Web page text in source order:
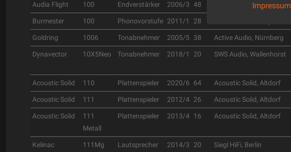
Audia Flight 100 Endverstärker 2006/3 48 Applied Acoustics, Berlin
Burmester 100 Phonovorstufe 2011/1 28
Goldring 1006 Tonabnehmer 2005/5 38 Active Audio, Nürnberg
Dynavector 10X5Neo Tonabnehmer 2018/1 20 SWS Audio, Wallenhorst
Acoustic Solid 110 Plattenspieler 2020/6 64 Acoustic Solid, Altdorf
Acoustic Solid 111 Plattenspieler 2012/4 26 Acoustic Solid, Altdorf
Acoustic Solid
111
Metall
Plattenspieler 2013/4 16 Acoustic Solid, Altdorf
Kelinac 111Mg Lautsprecher 2014/3 20 Siegl HiFi, Berlin
Impressum